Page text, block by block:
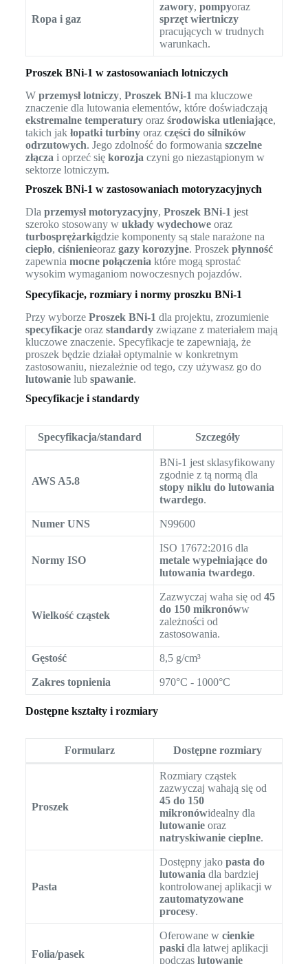
Ropa i gaz
zawory, pompyoraz
sprzęt wiertniczy
pracujących w trudnych
warunkach.
Proszek BNi-1 w zastosowaniach lotniczych
W przemysł lotniczy, Proszek BNi-1 ma kluczowe
znaczenie dla lutowania elementów, które doświadczają
ekstremalne temperaturyoraz środowiska utleniające,
takich jak łopatki turbinyoraz części do silników
odrzutowych. Jego zdolność do formowania szczelne
złącza i oprzeć się korozja czyni go niezastąpionym w
sektorze lotniczym.
Proszek BNi-1 w zastosowaniach motoryzacyjnych
Dla przemysł motoryzacyjny, Proszek BNi-1 jest
szeroko stosowany w układy wydechoweoraz
turbosprężarkigdzie komponenty są stale narażone na
ciepło, ciśnienieoraz gazy korozyjne. Proszek płynność
zapewnia mocne połączenia które mogą sprostać
wysokim wymaganiom nowoczesnych pojazdów.
Specyfikacje, rozmiary i normy proszku BNi-1
Przy wyborze Proszek BNi-1 dla projektu, zrozumienie
specyfikacjeoraz standardyzwiązane z materiałem mają
kluczowe znaczenie. Specyfikacje te zapewniają, że
proszek będzie działał optymalnie w konkretnym
zastosowaniu, niezależnie od tego, czy używasz go do
lutowanielub spawanie.
Specyfikacje i standardy
Specyfikacja/standard Szczegóły
AWS A5.8
BNi-1 jest sklasyfikowany
zgodnie z tą normą dla
stopy niklu do lutowania
twardego.
Numer UNS N99600
Normy ISO
ISO 17672:2016 dla
metale wypełniające do
lutowania twardego.
Wielkość cząstek
Zazwyczaj waha się od 45
do 150 mikronóww
zależności od
zastosowania.
Gęstość 8,5 g/cm³
Zakres topnienia 970°C - 1000°C
Dostępne kształty i rozmiary
Formularz Dostępne rozmiary
Proszek
Rozmiary cząstek
zazwyczaj wahają się od
45 do 150
mikronówidealny dla
lutowanieoraz
natryskiwanie cieplne.
Pasta
Dostępny jako pasta do
lutowania dla bardziej
kontrolowanej aplikacji w
zautomatyzowane
procesy.
Folia/pasek
Oferowane w cienkie
paskidla łatwej aplikacji
podczas lutowanie